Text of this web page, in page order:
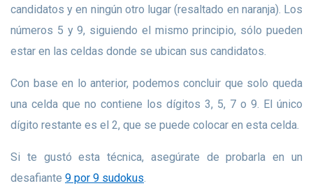
candidatos y en ningún otro lugar (resaltado en naranja). Los
números 5 y 9, siguiendo el mismo principio, sólo pueden
estar en las celdas donde se ubican sus candidatos.
Con base en lo anterior, podemos concluir que solo queda
una celda que no contiene los dígitos 3, 5, 7 o 9. El único
dígito restante es el 2, que se puede colocar en esta celda.
Si te gustó esta técnica, asegúrate de probarla en un
desafiante 9 por 9 sudokus.